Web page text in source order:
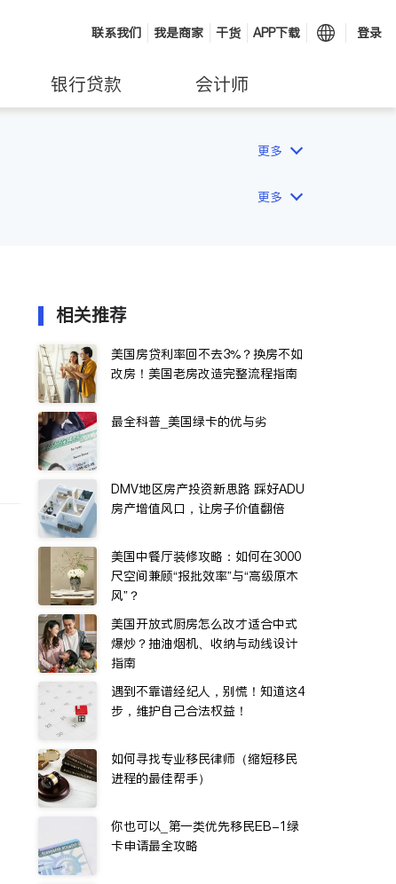
联系我们 我是商家 干货 APP下载 登录
银行贷款 会计师
更多
更多
相关推荐
美国房贷利率回不去3%？换房不如
改房！美国老房改造完整流程指南
最全科普_美国绿卡的优与劣
DMV地区房产投资新思路 踩好ADU
房产增值风口，让房子价值翻倍
美国中餐厅装修攻略：如何在3000
尺空间兼顾“报批效率”与“高级原木
风”？
美国开放式厨房怎么改才适合中式
爆炒？抽油烟机、收纳与动线设计
指南
遇到不靠谱经纪人，别慌！知道这4
步，维护自己合法权益！
如何寻找专业移民律师（缩短移民
进程的最佳帮手）
你也可以_第一类优先移民EB-1绿
卡申请最全攻略